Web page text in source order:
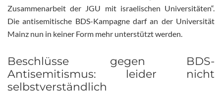
Zusammenarbeit der JGU mit israelischen Universitäten“.
Die antisemitische BDS-Kampagne darf an der Universität
Mainz nun in keiner Form mehr unterstützt werden.
Beschlüsse gegen BDS-
Antisemitismus: leider nicht
selbstverständlich